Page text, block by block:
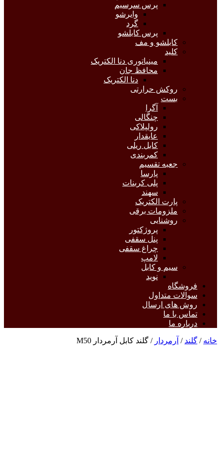
پرس سرسیم
وایرشو
گرد
پرس کابلشو
کابلشو و مف
کلید
مینیاتوری دنا الکتریک
محافظ جان
دنا الکتریک
روکش حرارتی
بست
آگرا
چنگالی
رولپلاکی
عایقدار
کابل ریلی
کمربندی
جعبه تقسیم
پارسا
پلی کربنات
سهند
پارت الکتریک
ملزومات برقی
روشنایی
پروژکتور
پنل سقفی
چراغ سقفی
لامپ
سیم و کابل
نوید
فروشگاه
سوالات متداول
روش های ارسال
تماس با ما
درباره ما
خانه / گلند / آرمردار / گلند کابل آرمردار M50